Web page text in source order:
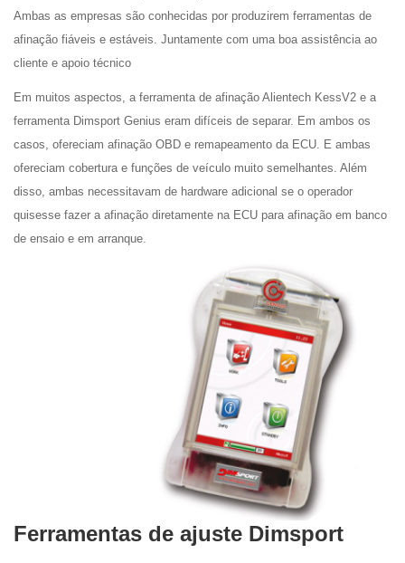
Ambas as empresas são conhecidas por produzirem ferramentas de
afinação fiáveis e estáveis. Juntamente com uma boa assistência ao
cliente e apoio técnico
Em muitos aspectos, a ferramenta de afinação Alientech KessV2 e a
ferramenta Dimsport Genius eram difíceis de separar. Em ambos os
casos, ofereciam afinação OBD e remapeamento da ECU. E ambas
ofereciam cobertura e funções de veículo muito semelhantes. Além
disso, ambas necessitavam de hardware adicional se o operador
quisesse fazer a afinação diretamente na ECU para afinação em banco
de ensaio e em arranque.
Ferramentas de ajuste Dimsport